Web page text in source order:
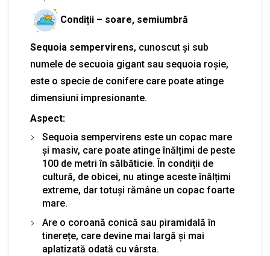
Condiții – soare, semiumbră
Sequoia sempervirens, cunoscut și sub
numele de secuoia gigant sau sequoia roșie,
este o specie de conifere care poate atinge
dimensiuni impresionante.
Aspect:
Sequoia sempervirens este un copac mare
și masiv, care poate atinge înălțimi de peste
100 de metri în sălbăticie. În condiții de
cultură, de obicei, nu atinge aceste înălțimi
extreme, dar totuși rămâne un copac foarte
mare.
Are o coroană conică sau piramidală în
tinerețe, care devine mai largă și mai
aplatizată odată cu vârsta.